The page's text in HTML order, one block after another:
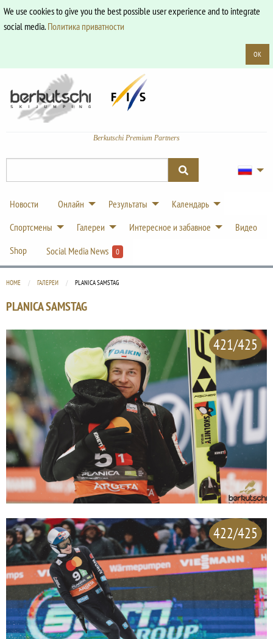
We use cookies to give you the best possible user experience and to integrate
social media.Политика приватности
OK
Berkutschi Premium Partners
Новости Онлайн Результаты
Календарь
Спортсмены
Галереи Интересное и забавное
Видео
Shop
Social Media News 0
HOME ГАЛЕРЕИ CURRENT:
PLANICA SAMSTAG
PLANICA SAMSTAG
421/425
422/425